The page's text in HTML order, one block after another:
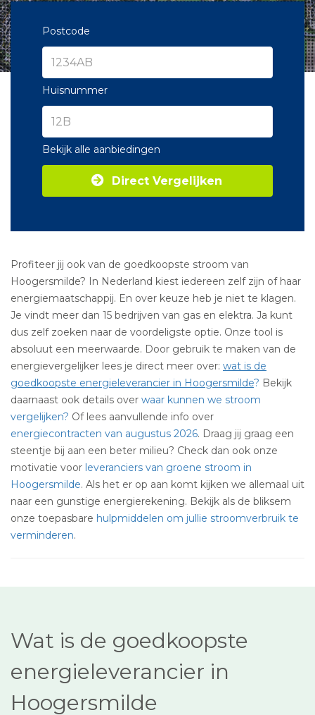
Postcode
Huisnummer
Bekijk alle aanbiedingen
Direct Vergelijken
Profiteer jij ook van de goedkoopste stroom van
Hoogersmilde? In Nederland kiest iedereen zelf zijn of haar
energiemaatschappij. En over keuze heb je niet te klagen.
Je vindt meer dan 15 bedrijven van gas en elektra. Ja kunt
dus zelf zoeken naar de voordeligste optie. Onze tool is
absoluut een meerwaarde. Door gebruik te maken van de
energievergelijker lees je direct meer over: wat is de
goedkoopste energieleverancier in Hoogersmilde? Bekijk
daarnaast ook details over waar kunnen we stroom
vergelijken? Of lees aanvullende info over
energiecontracten van augustus 2026. Draag jij graag een
steentje bij aan een beter milieu? Check dan ook onze
motivatie voor leveranciers van groene stroom in
Hoogersmilde. Als het er op aan komt kijken we allemaal uit
naar een gunstige energierekening. Bekijk als de bliksem
onze toepasbare hulpmiddelen om jullie stroomverbruik te
verminderen.
Wat is de goedkoopste
energieleverancier in
Hoogersmilde